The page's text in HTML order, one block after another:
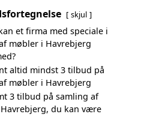
skjul
et firma med speciale i
møbler i Havrebjerg
altid mindst 3 tilbud på
møbler i Havrebjerg
3 tilbud på samling af
du kan være